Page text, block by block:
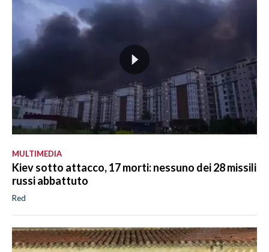
MULTIMEDIA
Kiev sotto attacco, 17 morti: nessuno dei 28 missili
russi abbattuto
Red